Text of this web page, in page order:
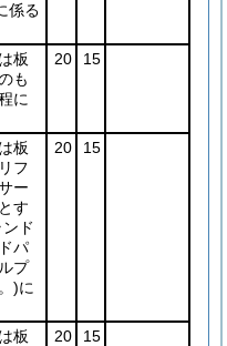
係る
板
も
に
20 15
板
フ
ー
す
ド
パ
プ
)に
20 15
板
20 15